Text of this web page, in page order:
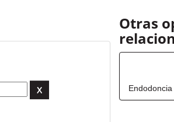
Otras
Endodoncia